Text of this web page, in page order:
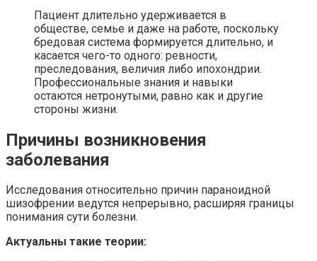
Пациент длительно удерживается в
обществе, семье и даже на работе, поскольку
бредовая система формируется длительно, и
касается чего-то одного: ревности,
преследования, величия либо ипохондрии.
Профессиональные знания и навыки
остаются нетронутыми, равно как и другие
стороны жизни.
Причины возникновения
заболевания
Исследования относительно причин параноидной
шизофрении ведутся непрерывно, расширяя границы
понимания сути болезни.
Актуальны такие теории: